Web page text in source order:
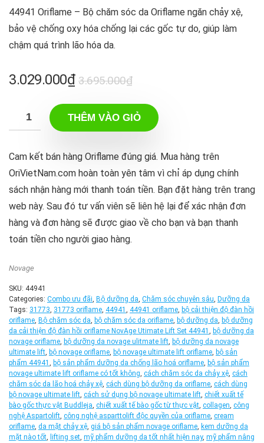
44941 Oriflame – Bộ chăm sóc da Oriflame ngăn chảy xệ,
bảo vệ chống oxy hóa chống lại các gốc tự do, giúp làm
chậm quá trình lão hóa da.
3.695.000₫Giá
là:
3.695.000₫.
3.029.000₫
Giá
tại
là:
THÊM VÀO GIỎ
Cam kết bán hàng Oriflame đúng giá. Mua hàng trên
OriVietNam.com hoàn toàn yên tâm vì chỉ áp dụng chính
sách nhận hàng mới thanh toán tiền. Bạn đặt hàng trên trang
web này. Sau đó tư vấn viên sẽ liên hệ lại để xác nhận đơn
hàng và đơn hàng sẽ được giao về cho bạn và bạn thanh
toán tiền cho người giao hàng.
Novage
SKU: 44941
Categories: Combo ưu đãi, Bộ dưỡng da, Chăm sóc chuyên sâu, Dưỡng da
Tags: 31773, 31773 oriflame, 44941 , 44941 oriflame, bộ cải thiện độ đàn hồi
oriflame, Bộ chăm sóc da, bộ chăm sóc da oriflame, bộ dưỡng da, bộ dưỡng
da cải thiện độ đàn hồi oriflame NovAge Utimate Lift Set 44941 , bộ dưỡng da
novage oriflame, bộ dưỡng da novage ulitmate lift, bộ dưỡng da novage
ultimate lift, bộ novage oriflame, bộ novage ultimate lift oriflame, bộ sản
phẩm 44941 , bộ sản phẩm dưỡng da chống lão hoá oriflame, bộ sản phẩm
novage ultimate lift oriflame có tốt không, cách chăm sóc da chảy xệ, cách
chăm sóc da lão hoá chảy xệ, cách dùng bộ dưỡng da oriflame, cách dùng
bộ novage ultimate lift, cách sử dụng bộ novage ultimate lift, chiết xuất tế
bào gốc thực vật Buddleja, chiết xuất tế bào gốc từ thực vật, collagen, công
nghệ Aspartolift, công nghệ asparttolift độc quyền của oriflame, cream
oriflame, da mặt chảy xệ, giá bộ sản phẩm novage oriflame, kem dưỡng da
mặt nào tốt, lifting set, mỹ phẩm dưỡng da tốt nhất hiện nay, mỹ phẩm nâng